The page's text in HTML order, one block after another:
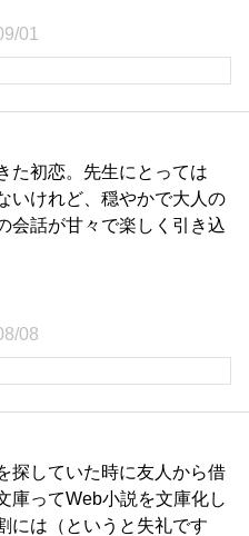
01
た初恋。先生にとっては
いけれど、穏やかで大人の
会話が甘々で楽しく引き込
08
探していた時に友人から借
庫ってWeb小説を文庫化し
には（というと失礼です